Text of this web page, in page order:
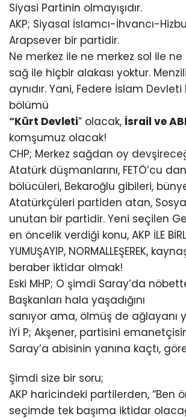
Siyasi Partinin olmayışıdır.
AKP; Siyasal İslamcı-İhvancı-
Arapsever bir partidir.
Ne merkez ile ne merkez sol ile
sağ ile hiçbir alakası yoktur. Menzili
aynıdır. Yani, Federe İslam
bölümü
“Kürt Devleti” olacak, İsrail ve
komşumuz olacak!
CHP; Merkez sağdan oy
Atatürk düşmanlarını, FETÖ’cu
bölücüleri, Bekaroğlu gibileri,
Atatürkçüleri partiden atan,
unutan bir partidir. Yeni seçilen
en öncelik verdiği konu, AKP İLE
YUMUŞAYIP, NORMALLEŞEREK,
beraber iktidar olmak!
Eski MHP; O şimdi Saray’da
Başkanları hala yaşadığını
sanıyor ama, ölmüş de ağlayanı
İYİ P; Akşener, partisini
Saray’a abisinin yanına kaçtı,
Şimdi size bir soru;
AKP haricindeki partilerden, “Ben
seçimde tek başıma iktidar